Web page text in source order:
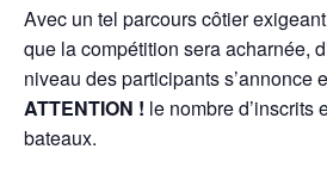
Avec un tel parcours côtier
que la compétition sera acharnée,
niveau des participants s’annonce
ATTENTION ! le nombre d’inscrits
bateaux.